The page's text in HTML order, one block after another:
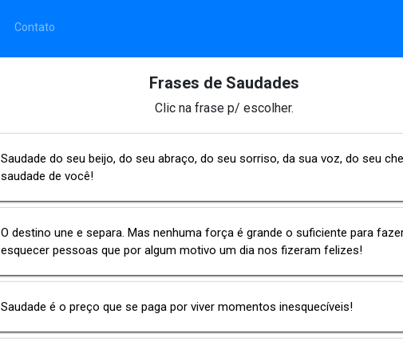
Contato
Frases de Saudades
Clic na frase p/ escolher.
Saudade do seu beijo, do seu abraço, do seu sorriso, da sua voz, do seu
saudade de você!
O destino une e separa. Mas nenhuma força é grande o suficiente para
esquecer pessoas que por algum motivo um dia nos fizeram felizes!
Saudade é o preço que se paga por viver momentos inesquecíveis!